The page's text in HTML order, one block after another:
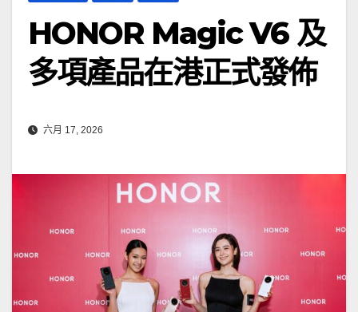
HONOR Magic V6 及
多項產品在港正式發佈
六月 17, 2026